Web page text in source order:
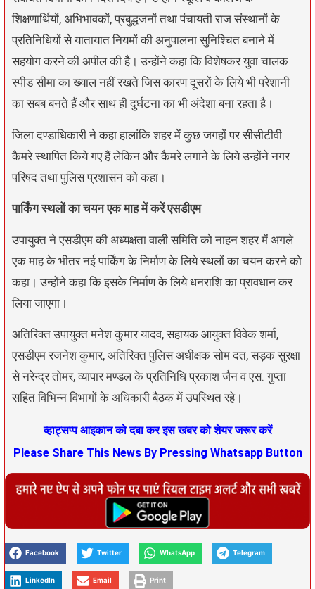
शिक्षणार्थियों, अभिभावकों, प्रबुद्धजनों तथा पंचायती राज संस्थानों के
प्रतिनिधियों से यातायात नियमों की अनुपालना सुनिश्चित बनाने में
सहयोग करने की अपील की है। उन्होंने कहा कि विशेषकर युवा चालक
स्पीड सीमा का ख्याल नहीं रखते जिस कारण दूसरों के लिये भी परेशानी
का सबब बनते हैं और साथ ही दुर्घटना का भी अंदेशा बना रहता है।
जिला दण्डाधिकारी ने कहा हालांकि शहर में कुछ जगहों पर सीसीटीवी
कैमरे स्थापित किये गए हैं लेकिन और कैमरे लगाने के लिये उन्होंने नगर
परिषद तथा पुलिस प्रशासन को कहा।
पार्किंग स्थलों का चयन एक माह में करें एसडीएम
उपायुक्त ने एसडीएम की अध्यक्षता वाली समिति को नाहन शहर में अगले
एक माह के भीतर नई पार्किंग के निर्माण के लिये स्थलों का चयन करने को
कहा। उन्होंने कहा कि इसके निर्माण के लिये धनराशि का प्रावधान कर
लिया जाएगा।
अतिरिक्त उपायुक्त मनेश कुमार यादव, सहायक आयुक्त विवेक शर्मा,
एसडीएम रजनेश कुमार, अतिरिक्त पुलिस अधीक्षक सोम दत, सड़क सुरक्षा
से नरेन्द्र तोमर, व्यापार मण्डल के प्रतिनिधि प्रकाश जैन व एस. गुप्ता
सहित विभिन्न विभागों के अधिकारी बैठक में उपस्थित रहे।
व्हाट्सप्प आइकान को दबा कर इस खबर को शेयर जरूर करें
Please Share This News By Pressing Whatsapp Button
Facebook Twitter WhatsApp Telegram
LinkedIn Email Print